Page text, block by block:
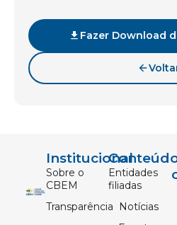
Fazer Download
Institucional
Sobre o
CBEM
Transparência
Entidades
filiadas
Notícias